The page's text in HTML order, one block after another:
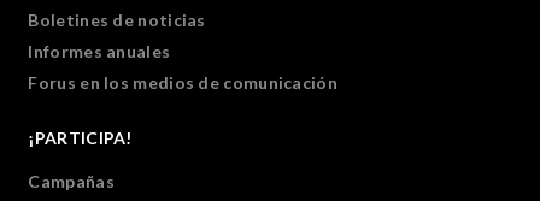
Boletines de noticias
Informes anuales
Forus en los medios de comunicación
¡PARTICIPA!
Campañas